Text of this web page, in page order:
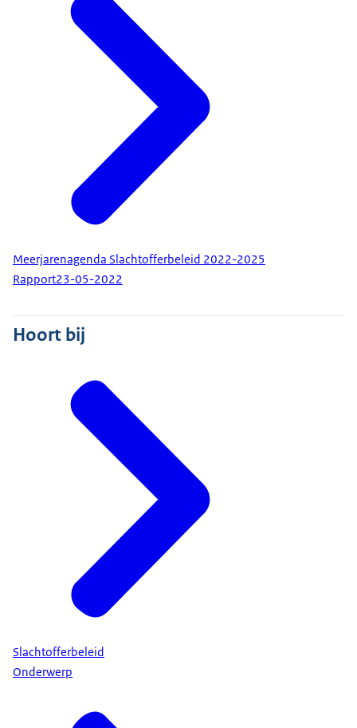
Meerjarenagenda Slachtofferbeleid 2022-2025
Rapport23-05-2022
Hoort bij
Slachtofferbeleid
Onderwerp